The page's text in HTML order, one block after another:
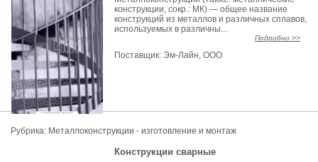
конструкции, сокр.: МК) — общее название
конструкций из металлов и различных сплавов,
используемых в различны...
Подробно >>
Поставщик: Эм-Лайн, OOO
Рубрика: Металлоконструкции - изготовление и монтаж
Конструкции сварные